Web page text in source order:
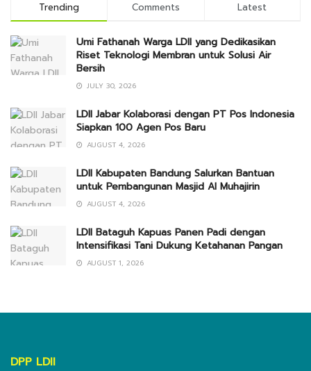
Trending Comments Latest
Umi Fathanah Warga LDII yang Dedikasikan
Riset Teknologi Membran untuk Solusi Air
Bersih
JULY 30, 2026
LDII Jabar Kolaborasi dengan PT Pos Indonesia
Siapkan 100 Agen Pos Baru
AUGUST 4, 2026
LDII Kabupaten Bandung Salurkan Bantuan
untuk Pembangunan Masjid Al Muhajirin
AUGUST 4, 2026
LDII Bataguh Kapuas Panen Padi dengan
Intensifikasi Tani Dukung Ketahanan Pangan
AUGUST 1, 2026
DPP LDII